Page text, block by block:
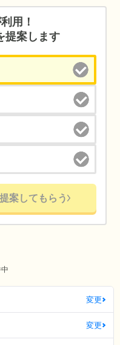
用！
提案します
案してもらう
中
変更
変更